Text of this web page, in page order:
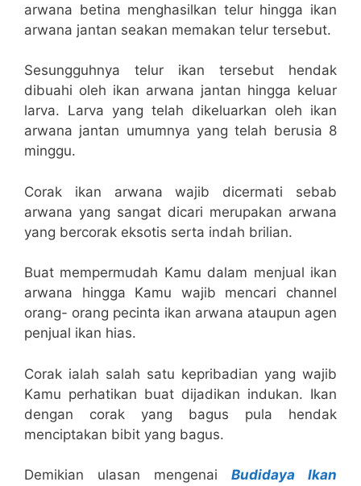
arwana betina menghasilkan telur hingga ikan
arwana jantan seakan memakan telur tersebut.
Sesungguhnya telur ikan tersebut hendak
dibuahi oleh ikan arwana jantan hingga keluar
larva. Larva yang telah dikeluarkan oleh ikan
arwana jantan umumnya yang telah berusia 8
minggu.
Corak ikan arwana wajib dicermati sebab
arwana yang sangat dicari merupakan arwana
yang bercorak eksotis serta indah brilian.
Buat mempermudah Kamu dalam menjual ikan
arwana hingga Kamu wajib mencari channel
orang- orang pecinta ikan arwana ataupun agen
penjual ikan hias.
Corak ialah salah satu kepribadian yang wajib
Kamu perhatikan buat dijadikan indukan. Ikan
dengan corak yang bagus pula hendak
menciptakan bibit yang bagus.
Demikian ulasan mengenai Budidaya Ikan